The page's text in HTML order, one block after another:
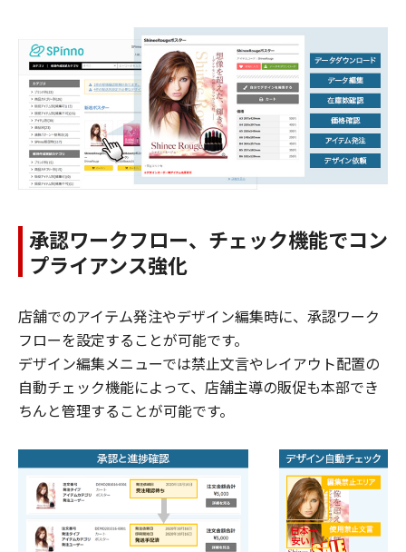
承認ワークフロー、チェック機能でコン
プライアンス強化
店舗でのアイテム発注やデザイン編集時に、承認ワーク
フローを設定することが可能です。
デザイン編集メニューでは禁止文言やレイアウト配置の
自動チェック機能によって、店舗主導の販促も本部でき
ちんと管理することが可能です。